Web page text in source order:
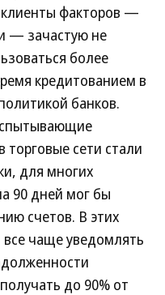
факторов —
— зачастую не
более
кредитованием в
банков.
сети стали
для многих
90 дней мог бы
счетов. В этих
чаще уведомлять
до 90% от